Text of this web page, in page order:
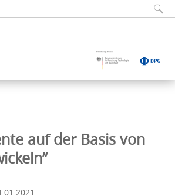
auf der Basis von